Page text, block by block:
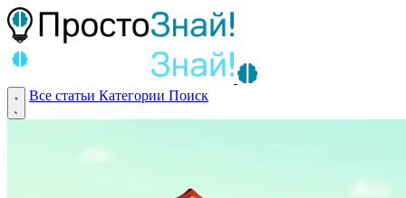
Все статьи Категории Поиск